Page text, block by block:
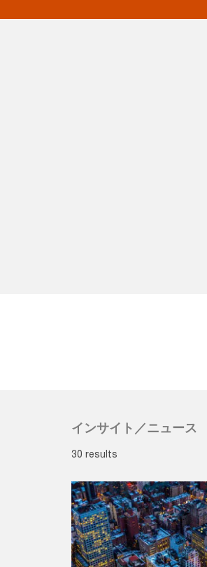
インサイト／ニュース
30 results